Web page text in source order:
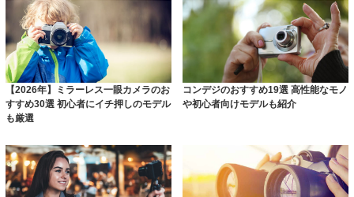
【2026年】ミラーレス一眼カメラのお
すすめ30選 初心者にイチ押しのモデル
も厳選
コンデジのおすすめ19選 高性能なモノ
や初心者向けモデルも紹介